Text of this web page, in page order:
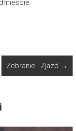
Zebranie i Zjazd →